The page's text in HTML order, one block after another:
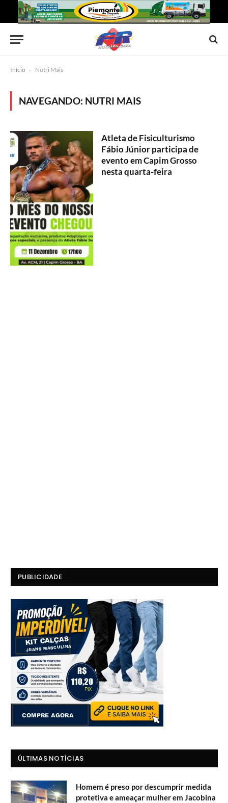
Início - Nutri Mais
NAVEGANDO: NUTRI MAIS
Atleta de Fisiculturismo
Fábio Júnior participa de
evento em Capim Grosso
nesta quarta-feira
PUBLICIDADE
ÚLTIMAS NOTÍCIAS
Homem é preso por descumprir medida
protetiva e ameaçar mulher em Jacobina